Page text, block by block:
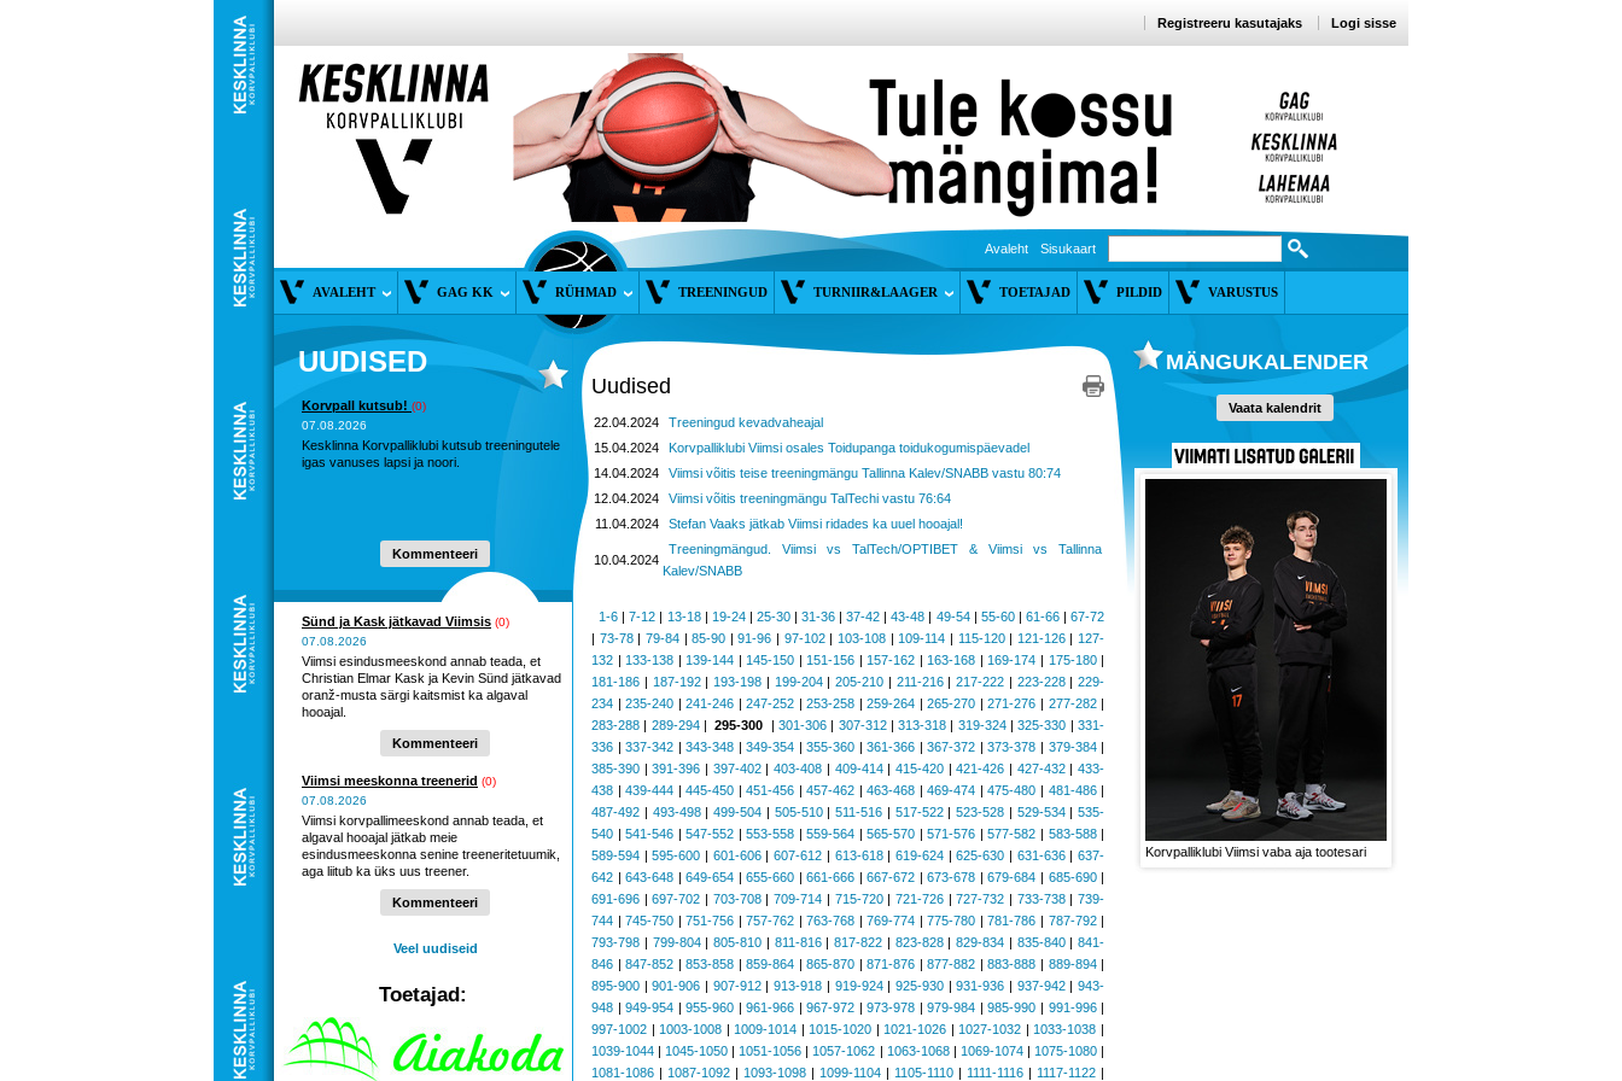
Registreeru kasutajaks Logi sisse
Avaleht Sisukaart
AVALEHT GAG KK RÜHMAD TREENINGUD TURNIIR&LAAGER TOETAJAD PILDID VARUSTUS
UUDISED
Korvpall kutsub! (0)
07.08.2026
Kesklinna Korvpalliklubi kutsub treeningutele
igas vanuses lapsi ja noori.
Kommenteeri
Sünd ja Kask jätkavad Viimsis (0)
07.08.2026
Viimsi esindusmeeskond annab teada, et
Christian Elmar Kask ja Kevin Sünd jätkavad
oranž-musta särgi kaitsmist ka algaval
hooajal.
Kommenteeri
Viimsi meeskonna treenerid (0)
07.08.2026
Viimsi korvpallimeeskond annab teada, et
algaval hooajal jätkab meie
esindusmeeskonna senine treeneritetuumik,
aga liitub ka üks uus treener.
Kommenteeri
Veel uudiseid
Toetajad:
Uudised
22.04.2024
Treeningud kevadvaheajal
15.04.2024
Korvpalliklubi Viimsi osales Toidupanga toidukogumispäevadel
14.04.2024
Viimsi võitis teise treeningmängu Tallinna Kalev/SNABB vastu 80:74
12.04.2024
Viimsi võitis treeningmängu TalTechi vastu 76:64
11.04.2024
Stefan Vaaks jätkab Viimsi ridades ka uuel hooajal!
10.04.2024
Treeningmängud. Viimsi vs TalTech/OPTIBET & Viimsi vs Tallinna
Kalev/SNABB
1-6 |7-12 | 13-18| 19-24| 25-30|31-36 |37-42 |43-48 | 49-54| 55-60| 61-66|67-72
| 73-78| 79-84|85-90 |91-96 | 97-102| 103-108| 109-114 | 115-120| 121-126| 127-
132 | 133-138 | 139-144 | 145-150 | 151-156 | 157-162 | 163-168 | 169-174 | 175-180|
181-186 | 187-192| 193-198 | 199-204| 205-210 | 211-216| 217-222 | 223-228| 229-
234 |235-240 |241-246 |247-252 |253-258 |259-264 |265-270 |271-276 | 277-282|
283-288 | 289-294| 295-300 | 301-306| 307-312|313-318 | 319-324|325-330 | 331-
336 |337-342 |343-348 |349-354 |355-360 |361-366 |367-372 |373-378 | 379-384|
385-390 |391-396 | 397-402|403-408 | 409-414| 415-420|421-426 | 427-432| 433-
438 |439-444 |445-450 |451-456 |457-462 |463-468 |469-474 |475-480 | 481-486|
487-492 | 493-498| 499-504 | 505-510| 511-516 | 517-522| 523-528 | 529-534| 535-
540 |541-546 |547-552 |553-558 |559-564 |565-570 |571-576 |577-582 | 583-588|
589-594 |595-600 | 601-606|607-612 | 613-618| 619-624|625-630 | 631-636| 637-
642 |643-648 |649-654 |655-660 |661-666 |667-672 |673-678 |679-684 | 685-690|
691-696 |697-702 | 703-708|709-714 | 715-720| 721-726|727-732 | 733-738| 739-
744 |745-750 |751-756 |757-762 |763-768 |769-774 |775-780 |781-786 | 787-792|
793-798 | 799-804| 805-810 | 811-816| 817-822 | 823-828| 829-834 | 835-840| 841-
846 |847-852 |853-858 |859-864 |865-870 |871-876 |877-882 |883-888 | 889-894|
895-900 |901-906 | 907-912|913-918 | 919-924| 925-930|931-936 | 937-942| 943-
948 |949-954 |955-960 |961-966 |967-972 |973-978 |979-984 |985-990 | 991-996|
997-1002 | 1003-1008 | 1009-1014 | 1015-1020 | 1021-1026 | 1027-1032 | 1033-1038 |
1039-1044 | 1045-1050 | 1051-1056 | 1057-1062 | 1063-1068| 1069-1074| 1075-1080|
1081-1086 | 1087-1092 | 1093-1098 | 1099-1104 | 1105-1110 | 1111-1116 | 1117-1122 |
MÄNGUKALENDER
Vaata kalendrit
Korvpalliklubi Viimsi vaba aja tootesari